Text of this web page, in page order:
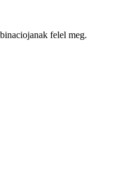
felel meg.